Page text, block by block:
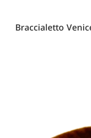
Braccialetto